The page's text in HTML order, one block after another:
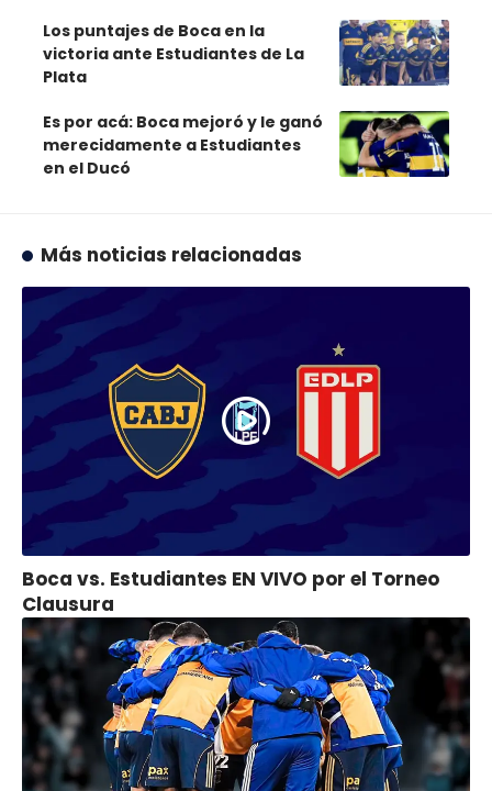
Los puntajes de Boca en la
victoria ante Estudiantes de La
Plata
Es por acá: Boca mejoró y le ganó
merecidamente a Estudiantes
en el Ducó
Más noticias relacionadas
Boca vs. Estudiantes EN VIVO por el Torneo
Clausura